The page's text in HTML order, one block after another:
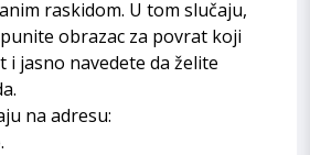
raskidom. U tom slučaju,
obrazac za povrat koji
i jasno navedete da želite
na adresu: